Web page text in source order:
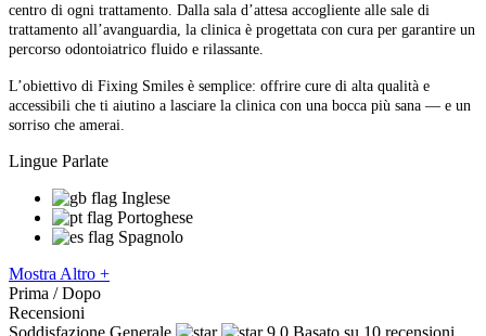
centro di ogni trattamento. Dalla sala d’attesa accogliente alle sale di
trattamento all’avanguardia, la clinica è progettata con cura per garantire un
percorso odontoiatrico fluido e rilassante.
L’obiettivo di Fixing Smiles è semplice: offrire cure di alta qualità e
accessibili che ti aiutino a lasciare la clinica con una bocca più sana — e un
sorriso che amerai.
Lingue Parlate
Inglese
Portoghese
Spagnolo
Mostra Altro +
Prima / Dopo
Recensioni
Soddisfazione Generale
9.0 Basato su 10 recensioni